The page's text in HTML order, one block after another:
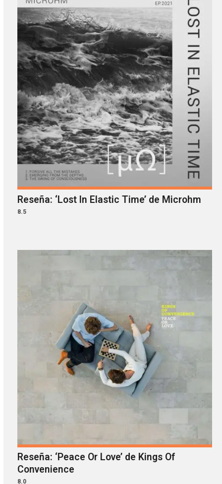
Reseña: ‘Lost In Elastic Time’ de Microhm
8.5
Reseña: ‘Peace Or Love’ de Kings Of
Convenience
8.0